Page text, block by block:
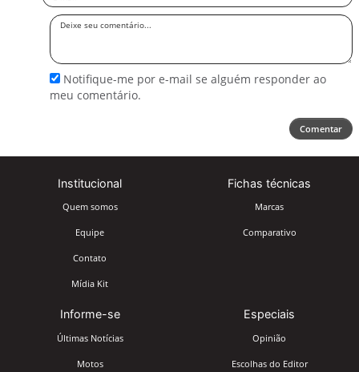
Deixe
Notifique-me por e-mail se alguém responder ao
meu comentário.
Comentar
Institucional
Quem somos
Equipe
Contato
Mídia Kit
Fichas técnicas
Marcas
Comparativo
Informe-se
Últimas Notícias
Motos
Especiais
Opinião
Escolhas do Editor